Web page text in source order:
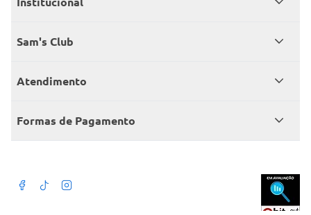
Quem somos
Encontre um Clube
Sam's Club
Seja sócio
Member’s Mark
Atendimento
Fale conosco
Atendimento em libras
Formas de Pagamento